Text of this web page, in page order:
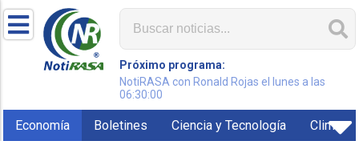
Próximo programa:
NotiRASA con Ronald Rojas el lunes a las
06:30:00
Economía Boletines Ciencia y Tecnología Clima